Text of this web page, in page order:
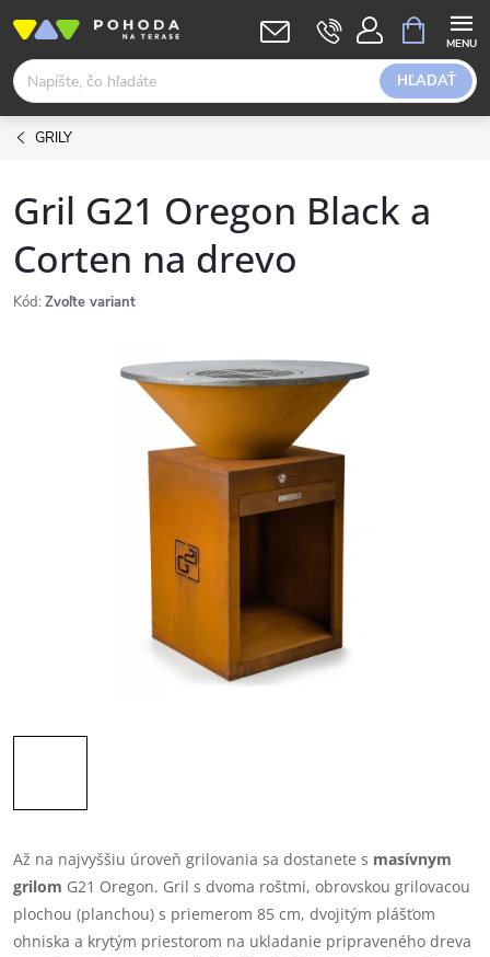
obsah
HĽADAŤ
KOŠÍK
GRILY
Gril G21 Oregon Black a
Corten na drevo
Kód: Zvoľte variant
Až na najvyššiu úroveň grilovania sa dostanete s masívnym
grilom G21 Oregon. Gril s dvoma roštmi, obrovskou grilovacou
plochou (planchou) s priemerom 85 cm, dvojitým plášťom
ohniska a krytým priestorom na ukladanie pripraveného dreva